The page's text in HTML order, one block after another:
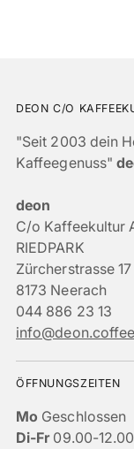
DEON C/O
"Seit 2003 dein
Kaffeegenuss"
deon
C/o Kaffeekultur
RIEDPARK
Zürcherstrasse 17
8173 Neerach
044 886 23 13
info@deon.coffee
ÖFFNUNGSZEITEN
Mo Geschlossen
Di-Fr09.00-